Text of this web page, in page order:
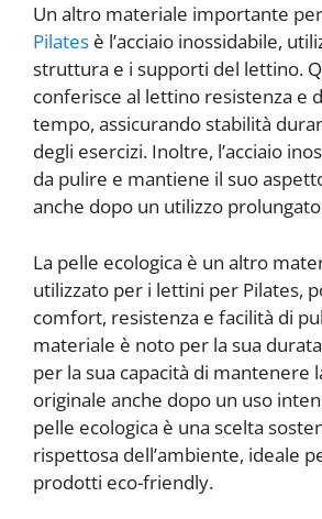
Un altro materiale importante
Pilates è l’acciaio inossidabile,
struttura e i supporti del lettino.
conferisce al lettino resistenza e
tempo, assicurando stabilità
degli esercizi. Inoltre, l’acciaio
da pulire e mantiene il suo
anche dopo un utilizzo
La pelle ecologica è un altro
utilizzato per i lettini per Pilates,
comfort, resistenza e facilità di
materiale è noto per la sua
per la sua capacità di mantenere
originale anche dopo un uso
pelle ecologica è una scelta
rispettosa dell’ambiente, ideale
prodotti eco-friendly.